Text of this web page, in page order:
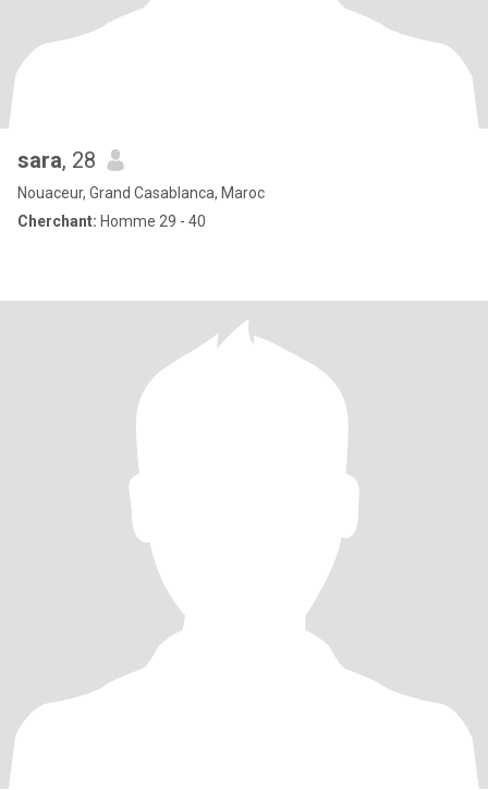
sara, 28
Nouaceur, Grand Casablanca, Maroc
Cherchant: Homme 29 - 40